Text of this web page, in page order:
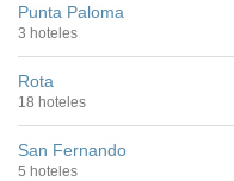
Punta Paloma
3 hoteles
Rota
18 hoteles
San Fernando
5 hoteles